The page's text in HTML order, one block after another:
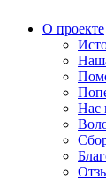
О проекте
Нас